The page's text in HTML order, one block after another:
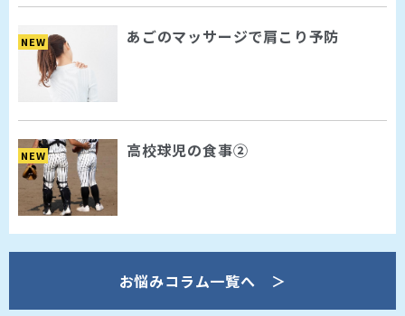
NEW あごのマッサージで肩こり予防
NEW 高校球児の食事②
お悩みコラム一覧へ ＞